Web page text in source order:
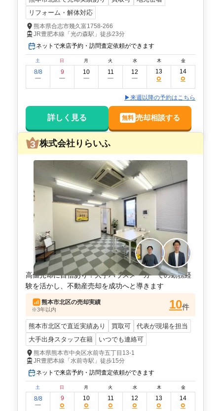
リフォーム・解体対応
熊本県合志市幾久富1758-266
JR豊肥本線「光の森駅」徒歩23分
ネットで来店予約・訪問査定依頼ができます
土 日 月 火 水 木 金
8/8
ー
9
ー
10
ー
11
ー
12
ー
13
○
14
○
▶来週以降の予約はこちら
詳しく見る 無料 売却相談する
株式会社りらいふ
高値売却に自信あり！大手ハウスメーカーでの勤務経
験を活かし、不動産売却を成功へと導きます
熊本市北区の売却実績
※3年以内 10件
熊本市北区で直近実績あり 買取可
代表が現場を担当
大手出身スタッフ在籍
いつでも連絡可
熊本県熊本市中央区水前寺五丁目13-1
JR豊肥本線「水前寺駅」徒歩15分
ネットで来店予約・訪問査定依頼ができます
土 日 月 火 水 木 金
8/8
ー
9
○
10
○
11
○
12
○
13
○
14
○